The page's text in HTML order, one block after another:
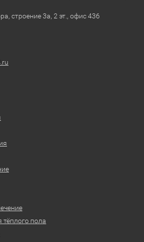
строение 3а, 2 эт., офис 436
пола